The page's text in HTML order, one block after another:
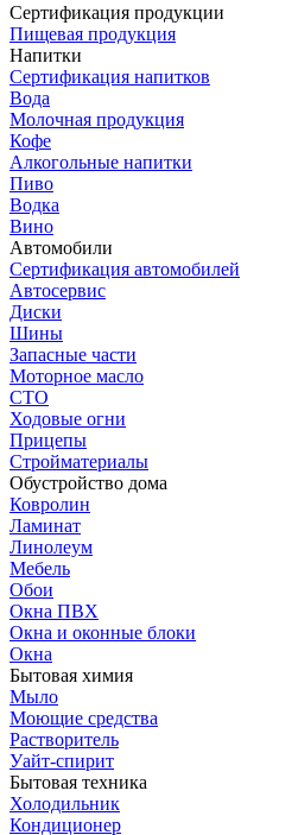
Сертификация продукции
Пищевая продукция
Напитки
Сертификация напитков
Вода
Молочная продукция
Кофе
Алкогольные напитки
Пиво
Водка
Вино
Автомобили
Сертификация автомобилей
Автосервис
Диски
Шины
Запасные части
Моторное масло
СТО
Ходовые огни
Прицепы
Стройматериалы
Обустройство дома
Ковролин
Ламинат
Линолеум
Мебель
Обои
Окна ПВХ
Окна и оконные блоки
Окна
Бытовая химия
Мыло
Моющие средства
Растворитель
Уайт-спирит
Бытовая техника
Холодильник
Кондиционер